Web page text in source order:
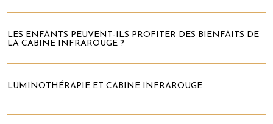
LES ENFANTS PEUVENT-ILS PROFITER DES BIENFAITS DE
LA CABINE INFRAROUGE ?
LUMINOTHÉRAPIE ET CABINE INFRAROUGE